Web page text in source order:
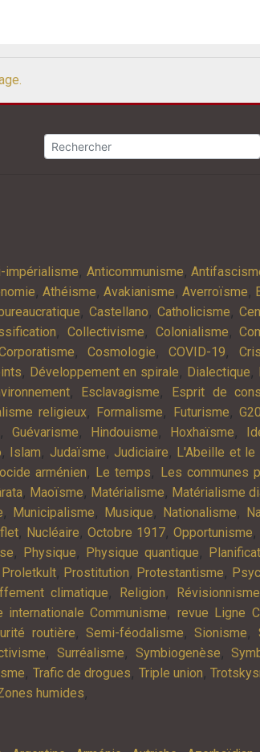
impérialisme, Anticommunisme,
, Athéisme, Avakianisme, Averroïsme,
, Castellano, Catholicisme,
,Collectivisme, Colonialisme,
,Cosmologie,COVID-19,
, Développement en spirale, Dialectique,
, Esclavagisme, Esprit de
religieux, Formalisme, Futurisme, G20
, Guévarisme, Hindouisme, Hoxhaïsme,
, Islam, Judaïsme, Judiciaire, L'Abeille et le
arménien, Le temps, Les communes
, Maoïsme, Matérialisme, Matérialisme
, Municipalisme, Musique, Nationalisme,
, Nucléaire, Octobre 1917, Opportunisme,
, Physique, Physique quantique,
Proletkult, Prostitution, Protestantisme,
climatique, Religion, Révisionnisme
internationale Communisme, revue Ligne
routière, Semi-féodalisme,Sionisme,
, Surréalisme, Symbiogenèse,
, Trafic de drogues, Triple union,
humides,